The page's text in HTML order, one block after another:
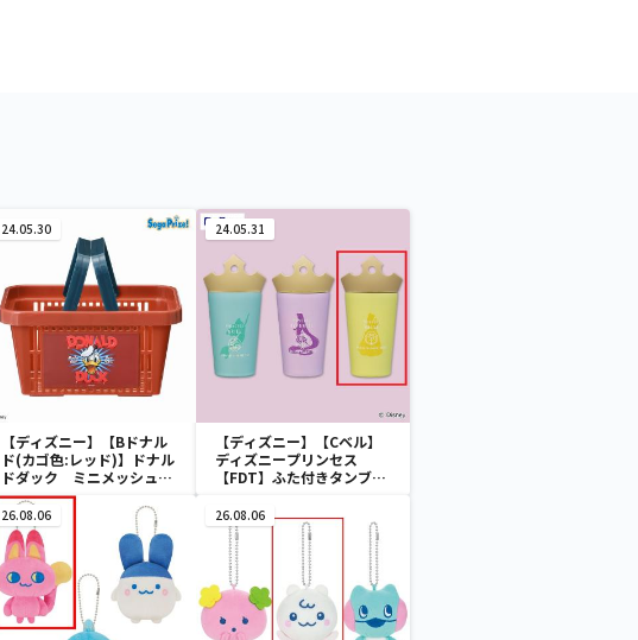
24.05.30
【ディズニー】【Bドナル
ド(カゴ色:レッド)】ドナル
ドダック ミニメッシュカ
ゴ
24.05.31
【ディズニー】【Cベル】
ディズニープリンセス
【FDT】ふた付きタンブラ
26.08.06 26.08.06